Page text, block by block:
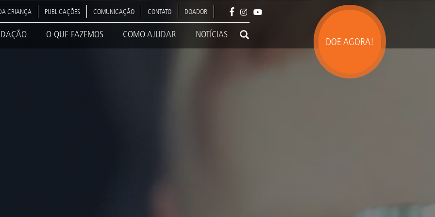
DOE AGORA!
CRIANÇA PUBLICAÇÕES COMUNICAÇÃO CONTATO DOADOR
O QUE FAZEMOS COMO AJUDAR NOTÍCIAS